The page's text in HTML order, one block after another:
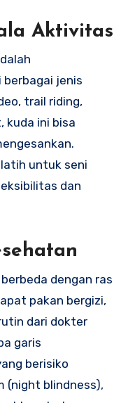
Aktivitas
jenis
trail riding,
kuda ini bisa
untuk seni
dan
dengan ras
pakan bergizi,
dari dokter
garis
berisiko
(night blindness),